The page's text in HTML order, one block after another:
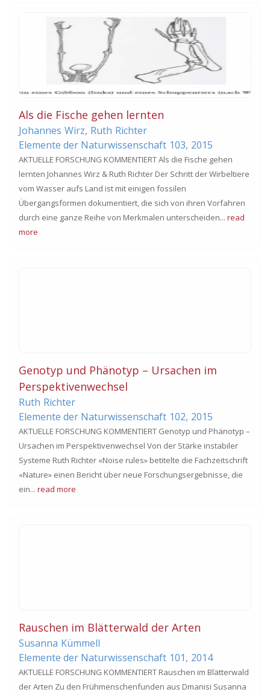
Als die Fische gehen lernten
Johannes Wirz, Ruth Richter
Elemente der Naturwissenschaft 103, 2015
AKTUELLE FORSCHUNG KOMMENTIERT Als die Fische gehen
lernten Johannes Wirz & Ruth Richter Der Schritt der Wirbeltiere
vom Wasser aufs Land ist mit einigen fossilen
Übergangsformen dokumentiert, die sich von ihren Vorfahren
durch eine ganze Reihe von Merkmalen unterscheiden... read
more
Genotyp und Phänotyp – Ursachen im
Perspektivenwechsel
Ruth Richter
Elemente der Naturwissenschaft 102, 2015
AKTUELLE FORSCHUNG KOMMENTIERT Genotyp und Phänotyp –
Ursachen im Perspektivenwechsel Von der Stärke instabiler
Systeme Ruth Richter «Noise rules» betitelte die Fachzeitschrift
«Nature» einen Bericht über neue Forschungsergebnisse, die
ein... read more
Rauschen im Blätterwald der Arten
Susanna Kümmell
Elemente der Naturwissenschaft 101, 2014
AKTUELLE FORSCHUNG KOMMENTIERT Rauschen im Blätterwald
der Arten Zu den Frühmenschenfunden aus Dmanisi Susanna